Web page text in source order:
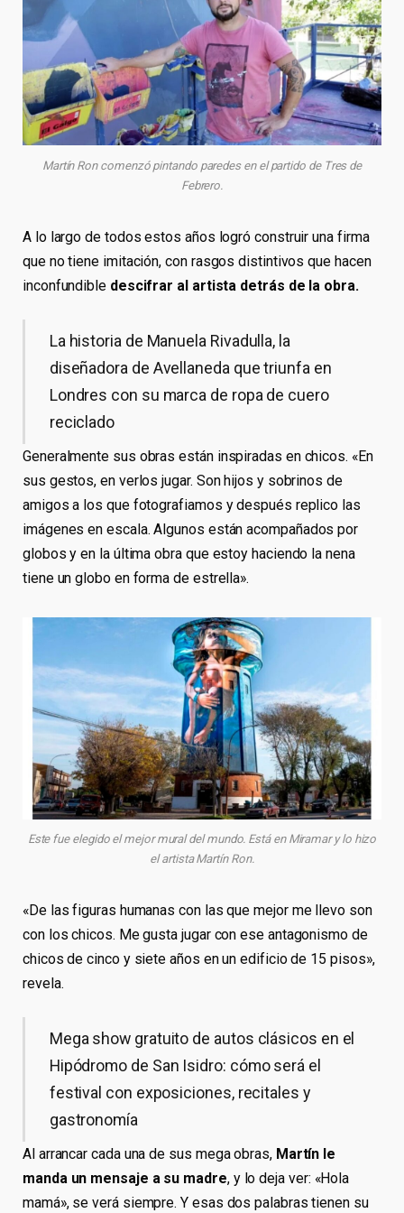
Martín Ron comenzó pintando paredes en el partido de Tres de
Febrero.
A lo largo de todos estos años logró construir una firma
que no tiene imitación, con rasgos distintivos que hacen
inconfundible descifrar al artista detrás de la obra.
La historia de Manuela Rivadulla, la
diseñadora de Avellaneda que triunfa en
Londres con su marca de ropa de cuero
reciclado
Generalmente sus obras están inspiradas en chicos. «En
sus gestos, en verlos jugar. Son hijos y sobrinos de
amigos a los que fotografiamos y después replico las
imágenes en escala. Algunos están acompañados por
globos y en la última obra que estoy haciendo la nena
tiene un globo en forma de estrella».
Este fue elegido el mejor mural del mundo. Está en Miramar y lo hizo
el artista Martín Ron.
«De las figuras humanas con las que mejor me llevo son
con los chicos. Me gusta jugar con ese antagonismo de
chicos de cinco y siete años en un edificio de 15 pisos»,
revela.
Mega show gratuito de autos clásicos en el
Hipódromo de San Isidro: cómo será el
festival con exposiciones, recitales y
gastronomía
Al arrancar cada una de sus mega obras, Martín le
manda un mensaje a su madre, y lo deja ver: «Hola
mamá», se verá siempre. Y esas dos palabras tienen su